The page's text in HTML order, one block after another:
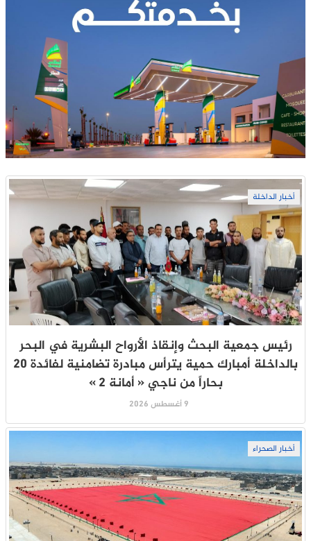
أخبار الداخلة
رئيس جمعية البحث وإنقاذ الأرواح البشرية في البحر
بالداخلة أمبارك حمية يترأس مبادرة تضامنية لفائدة 20
بحاراً من ناجي « أمانة 2 »
9 أغسطس 2026
أخبار الصحراء